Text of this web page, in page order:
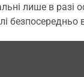
лише в разі